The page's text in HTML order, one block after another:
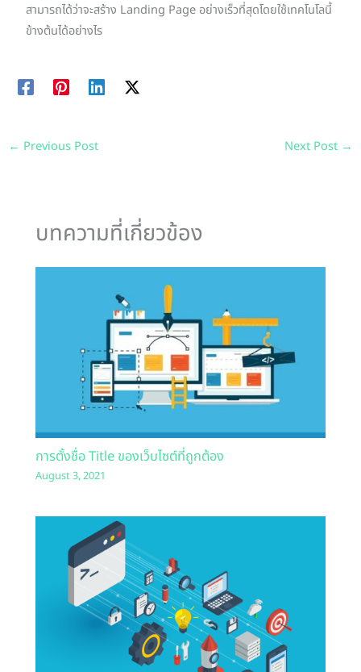
สามารถได้ว่าจะสร้าง Landing Page อย่างเร็วที่สุดโดยใช้เทคโนโลนี้
ข้างต้นได้อย่างไร
← Previous Post Next Post →
บทความที่เกี่ยวข้อง
การตั้งชื่อ Title ของเว็บไซต์ที่ถูกต้อง
August 3, 2021